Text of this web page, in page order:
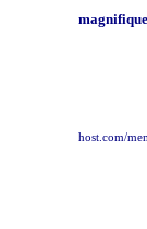
host.com/